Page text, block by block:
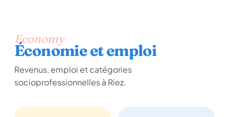
Economy
Économie et emploi
Revenus, emploi et catégories
socioprofessionnelles à Riez.